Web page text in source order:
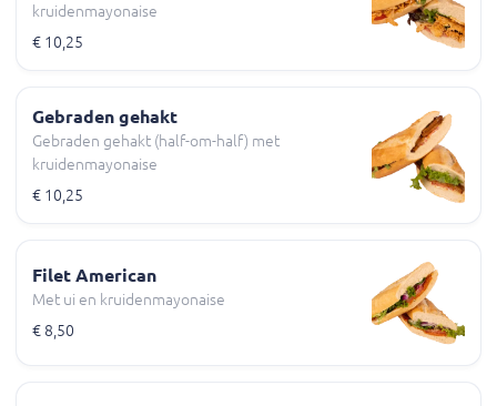
kruidenmayonaise
€ 10,25
Gebraden gehakt
Gebraden gehakt (half-om-half) met
kruidenmayonaise
€ 10,25
Filet American
Met ui en kruidenmayonaise
€ 8,50